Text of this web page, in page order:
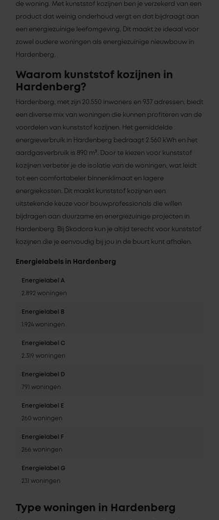
de woning. Met kunststof kozijnen ben je verzekerd van een
product dat weinig onderhoud vergt en dat bijdraagt aan
een energiezuinige leefomgeving. Dit maakt ze ideaal voor
zowel oudere woningen als energiezuinige nieuwbouw in
Hardenberg.
Waarom kunststof kozijnen in
Hardenberg?
Hardenberg, met zijn 20.550 inwoners en 937 adressen, biedt
een diverse mix van woningen die kunnen profiteren van de
voordelen van kunststof kozijnen. Het gemiddelde
energieverbruik in Hardenberg bedraagt 2.560 kWh en het
aardgasverbruik is 890 m³. Door te kiezen voor kunststof
kozijnen verbeter je de isolatie van de woningen, wat leidt
tot een comfortabeler binnenklimaat en lagere
energiekosten. Dit maakt kunststof kozijnen een
uitstekende keuze voor bouwprofessionals die willen
bijdragen aan duurzame en energiezuinige projecten in
Hardenberg. Bij Skodora kun je altijd terecht voor kunststof
kozijnen die je eenvoudig bij jou in de buurt kunt afhalen.
Energielabels in Hardenberg
Energielabel A
2.892 woningen
Energielabel B
1.924 woningen
Energielabel C
2.319 woningen
Energielabel D
791 woningen
Energielabel E
260 woningen
Energielabel F
266 woningen
Energielabel G
231 woningen
Type woningen in Hardenberg